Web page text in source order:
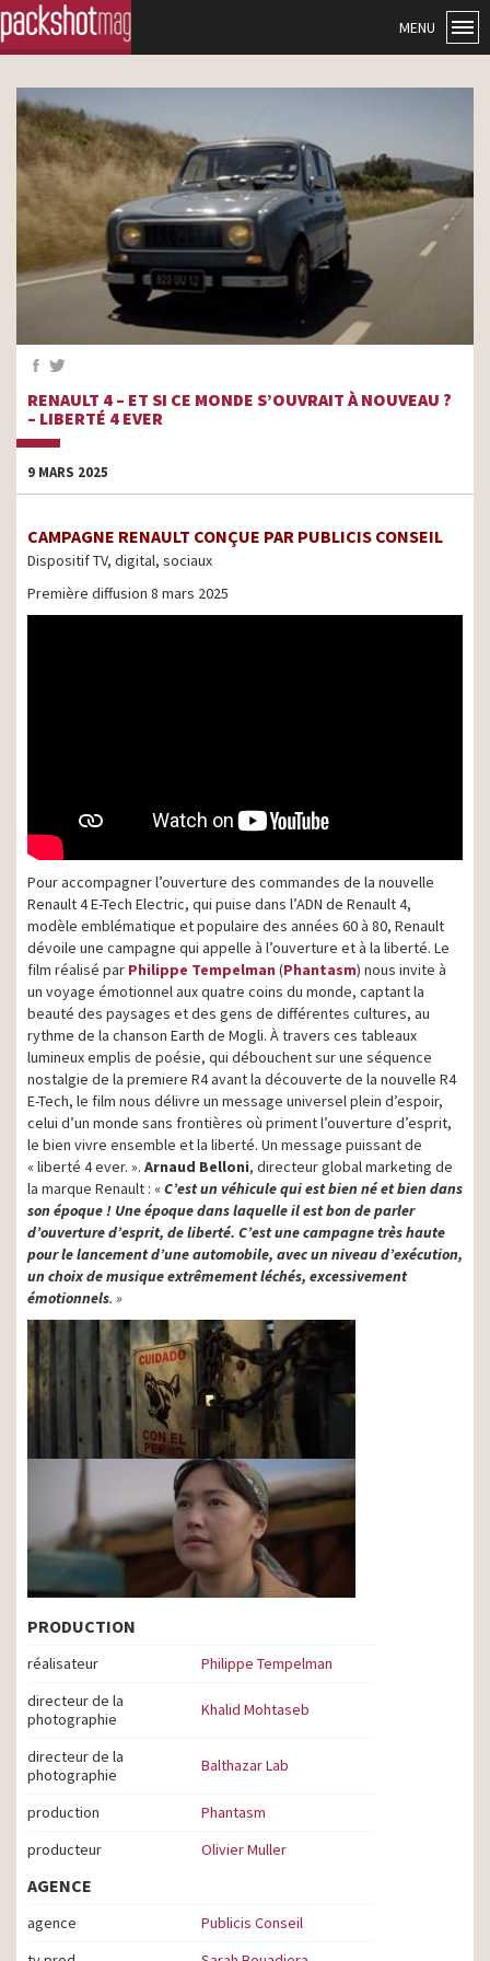
MENU
RENAULT 4 – ET SI CE MONDE S’OUVRAIT À NOUVEAU ?
– LIBERTÉ 4 EVER
9 MARS 2025
CAMPAGNE RENAULT CONÇUE PAR PUBLICIS CONSEIL
Dispositif TV, digital, sociaux
Première diffusion 8 mars 2025
Pour accompagner l’ouverture des commandes de la nouvelle
Renault 4 E-Tech Electric, qui puise dans l’ADN de Renault 4,
modèle emblématique et populaire des années 60 à 80, Renault
dévoile une campagne qui appelle à l’ouverture et à la liberté. Le
film réalisé par Philippe Tempelman (Phantasm) nous invite à
un voyage émotionnel aux quatre coins du monde, captant la
beauté des paysages et des gens de différentes cultures, au
rythme de la chanson Earth de Mogli. À travers ces tableaux
lumineux emplis de poésie, qui débouchent sur une séquence
nostalgie de la premiere R4 avant la découverte de la nouvelle R4
E-Tech, le film nous délivre un message universel plein d’espoir,
celui d’un monde sans frontières où priment l’ouverture d’esprit,
le bien vivre ensemble et la liberté. Un message puissant de
« liberté 4 ever. ». Arnaud Belloni, directeur global marketing de
la marque Renault : «C’est un véhicule qui est bien né et bien dans
son époque ! Une époque dans laquelle il est bon de parler
d’ouverture d’esprit, de liberté. C’est une campagne très haute
pour le lancement d’une automobile, avec un niveau d’exécution,
un choix de musique extrêmement léchés, excessivement
émotionnels. »
PRODUCTION
réalisateur
Philippe Tempelman
directeur de la
photographie
Khalid Mohtaseb
directeur de la
photographie
Balthazar Lab
production
Phantasm
producteur
Olivier Muller
AGENCE
agence
Publicis Conseil